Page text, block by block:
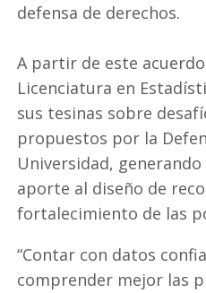
defensa de derechos.
A partir de este
Licenciatura en
sus tesinas sobre
propuestos por la
Universidad,
aporte al diseño de
fortalecimiento de las
“Contar con datos
comprender mejor las